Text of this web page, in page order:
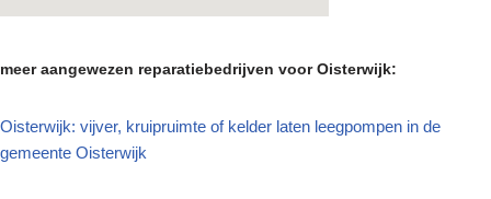
meer aangewezen reparatiebedrijven voor Oisterwijk:
Oisterwijk: vijver, kruipruimte of kelder laten leegpompen in de
gemeente Oisterwijk